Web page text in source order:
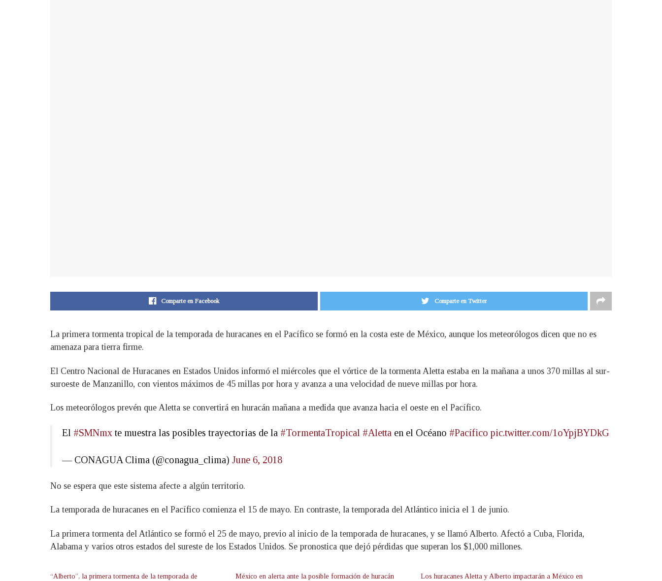
Comparte en Facebook Comparte en Twitter
La primera tormenta tropical de la temporada de huracanes en el Pacífico se formó en la costa este de México, aunque los meteorólogos dicen que no es
amenaza para tierra firme.
El Centro Nacional de Huracanes en Estados Unidos informó el miércoles que el vórtice de la tormenta Aletta estaba en la mañana a unos 370 millas al sur-
suroeste de Manzanillo, con vientos máximos de 45 millas por hora y avanza a una velocidad de nueve millas por hora.
Los meteorólogos prevén que Aletta se convertirá en huracán mañana a medida que avanza hacia el oeste en el Pacífico.
El #SMNmx te muestra las posibles trayectorias de la #TormentaTropical #Aletta en el Océano #Pacífico pic.twitter.com/1oYpjBYDkG
— CONAGUA Clima (@conagua_clima) June 6, 2018
No se espera que este sistema afecte a algún territorio.
La temporada de huracanes en el Pacífico comienza el 15 de mayo. En contraste, la temporada del Atlántico inicia el 1 de junio.
La primera tormenta del Atlántico se formó el 25 de mayo, previo al inicio de la temporada de huracanes, y se llamó Alberto. Afectó a Cuba, Florida,
Alabama y varios otros estados del sureste de los Estados Unidos. Se pronostica que dejó pérdidas que superan los $1,000 millones.
“Alberto”, la primera tormenta de la temporada de
México en alerta ante la posible formación de huracán
Los huracanes Aletta y Alberto impactarán a México en